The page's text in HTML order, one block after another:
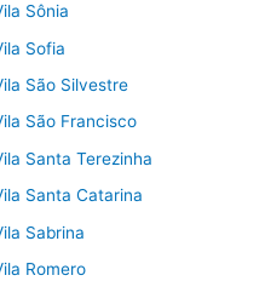
Sônia
Sofia
São Silvestre
São Francisco
Santa Terezinha
Santa Catarina
Sabrina
Romero